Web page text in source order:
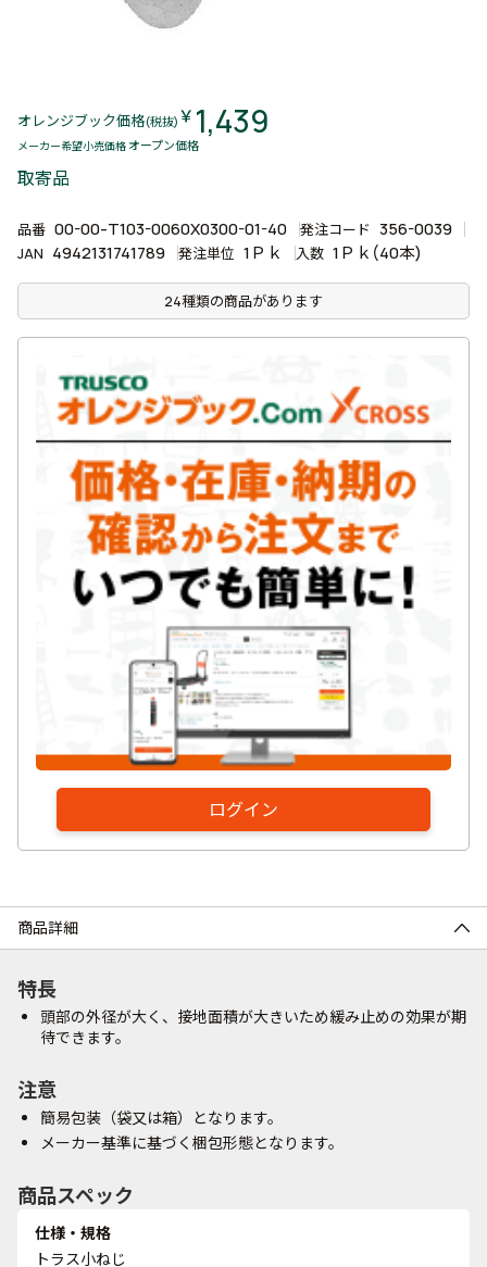
オレンジブック価格(税抜) ￥ 1,439
メーカー希望小売価格 オープン価格
取寄品
品番 00-00-T103-0060X0300-01-40 発注コード 356-0039
JAN 4942131741789 発注単位 1Ｐｋ 入数 1Ｐｋ(40本)
24種類の商品があります
ログイン
商品詳細
特長
頭部の外径が大く、接地面積が大きいため緩み止めの効果が期
待できます。
注意
簡易包装（袋又は箱）となります。
メーカー基準に基づく梱包形態となります。
商品スペック
仕様・規格
トラス小ねじ